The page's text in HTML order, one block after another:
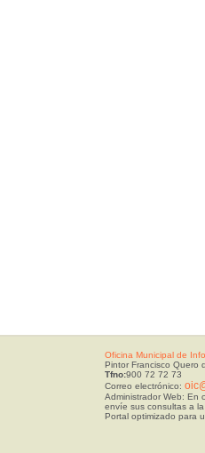
Oficina Municipal de
Pintor Francisco Quero
Tfno:900 72 72 73
Correo electrónico:
Administrador Web: En
envíe sus consultas a
Portal optimizado para